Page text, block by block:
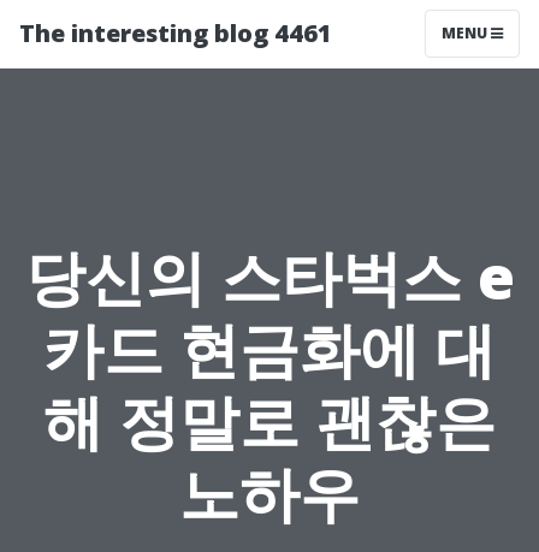
The interesting blog 4461 MENU
당신의 스타벅스 e
카드 현금화에 대
해 정말로 괜찮은
노하우